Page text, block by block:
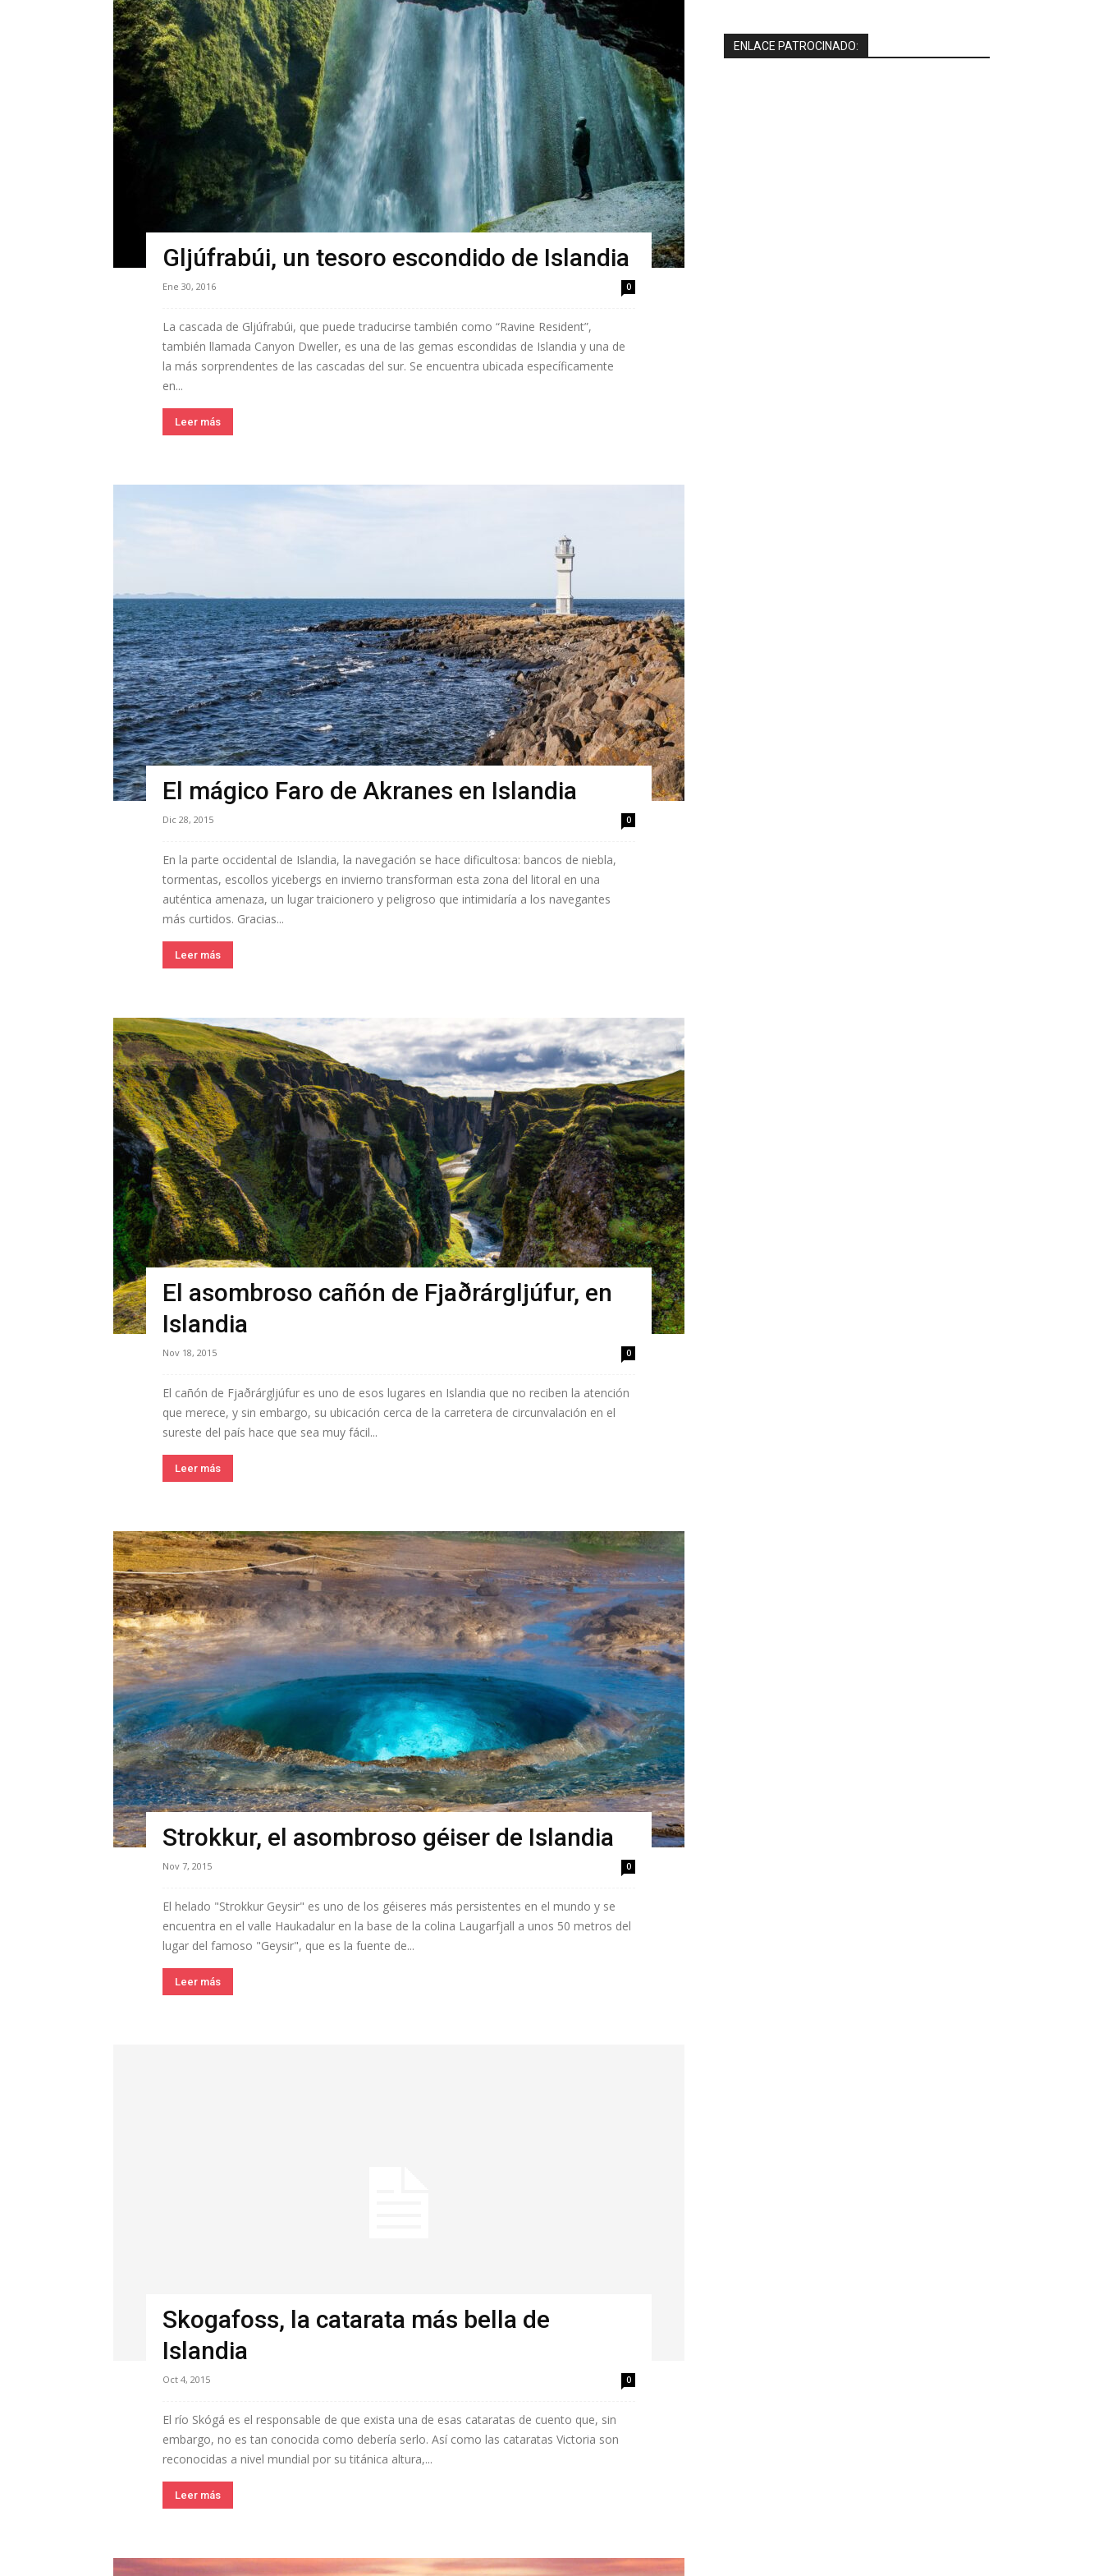
Gljúfrabúi, un tesoro escondido de Islandia
Ene 30, 2016 0
La cascada de Gljúfrabúi, que puede traducirse también como “Ravine Resident”,
también llamada Canyon Dweller, es una de las gemas escondidas de Islandia y una de
la más sorprendentes de las cascadas del sur. Se encuentra ubicada específicamente
en...
Leer más
El mágico Faro de Akranes en Islandia
Dic 28, 2015 0
En la parte occidental de Islandia, la navegación se hace dificultosa: bancos de niebla,
tormentas, escollos yicebergs en invierno transforman esta zona del litoral en una
auténtica amenaza, un lugar traicionero y peligroso que intimidaría a los navegantes
más curtidos. Gracias...
Leer más
El asombroso cañón de Fjaðrárgljúfur, en
Islandia
Nov 18, 2015 0
El cañón de Fjaðrárgljúfur es uno de esos lugares en Islandia que no reciben la atención
que merece, y sin embargo, su ubicación cerca de la carretera de circunvalación en el
sureste del país hace que sea muy fácil...
Leer más
Strokkur, el asombroso géiser de Islandia
Nov 7, 2015 0
El helado "Strokkur Geysir" es uno de los géiseres más persistentes en el mundo y se
encuentra en el valle Haukadalur en la base de la colina Laugarfjall a unos 50 metros del
lugar del famoso "Geysir", que es la fuente de...
Leer más
Skogafoss, la catarata más bella de
Islandia
Oct 4, 2015 0
El río Skógá es el responsable de que exista una de esas cataratas de cuento que, sin
embargo, no es tan conocida como debería serlo. Así como las cataratas Victoria son
reconocidas a nivel mundial por su titánica altura,...
Leer más
ENLACE PATROCINADO: